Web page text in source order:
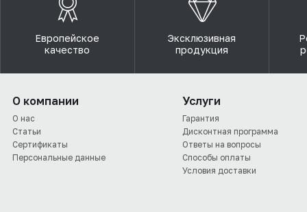
Европейское
качество
Эксклюзивная
продукция
О компании
О нас
Статьи
Сертификаты
Персональные данные
Услуги
Гарантия
Дисконтная программа
Ответы на вопросы
Способы оплаты
Условия доставки